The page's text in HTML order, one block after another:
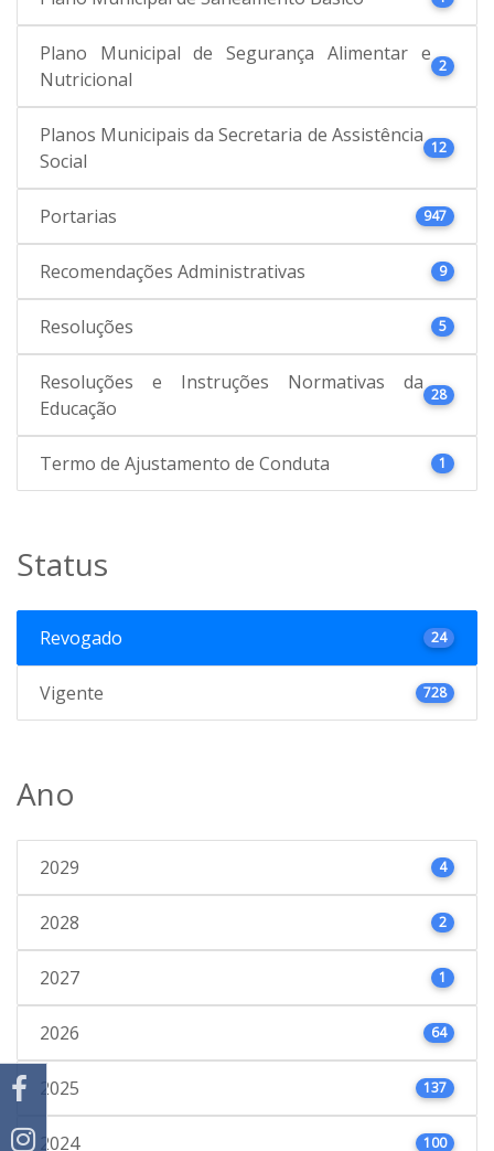
Plano Municipal de Segurança Alimentar e
Nutricional
2
Planos Municipais da Secretaria de Assistência
Social
12
Portarias 947
Recomendações Administrativas 9
Resoluções 5
Resoluções e Instruções Normativas da
Educação
28
Termo de Ajustamento de Conduta 1
Status
Revogado 24
Vigente 728
Ano
2029 4
2028 2
2027 1
2026 64
2025 137
2024 100